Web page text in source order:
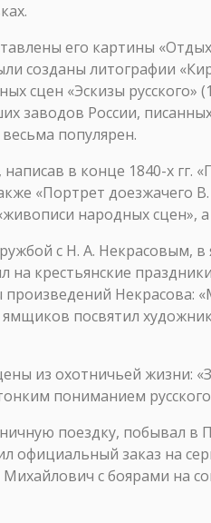
его картины
созданы литографии
сцен «Эскизы
заводов России,
популярен.
в конце 1840-х гг.
«Портрет доезжачего
народных сцен»,
с Н. А. Некрасовым,
на крестьянские
Некрасова:
посвятил
из охотничьей жизни:
пониманием
поездку, побывал
официальный заказ на
Михайлович с боярами на